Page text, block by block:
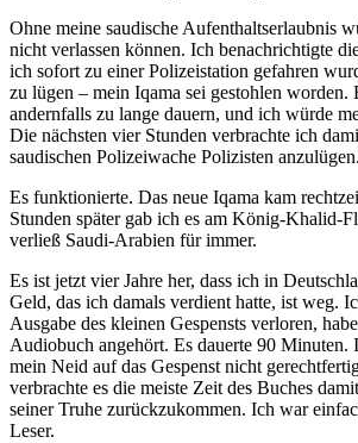
Ohne meine saudische Aufenthaltserlaubnis
nicht verlassen können. Ich benachrichtigte
ich sofort zu einer Polizeistation gefahren
zu lügen – mein Iqama sei gestohlen worden.
andernfalls zu lange dauern, und ich würde
Die nächsten vier Stunden verbrachte ich
saudischen Polizeiwache Polizisten anzulügen.
Es funktionierte. Das neue Iqama kam
Stunden später gab ich es am König-Khalid-
verließ Saudi-Arabien für immer.
Es ist jetzt vier Jahre her, dass ich in
Geld, das ich damals verdient hatte, ist weg.
Ausgabe des kleinen Gespensts verloren,
Audiobuch angehört. Es dauerte 90 Minuten.
mein Neid auf das Gespenst nicht
verbrachte es die meiste Zeit des Buches
seiner Truhe zurückzukommen. Ich war
Leser.